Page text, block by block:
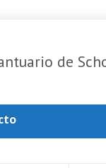
de